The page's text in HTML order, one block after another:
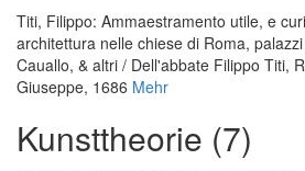
Titi, Filippo: Ammaestramento utile, e
architettura nelle chiese di Roma,
Cauallo, & altri / Dell'abbate Filippo Titi,
Giuseppe, 1686 Mehr
Kunsttheorie (7)